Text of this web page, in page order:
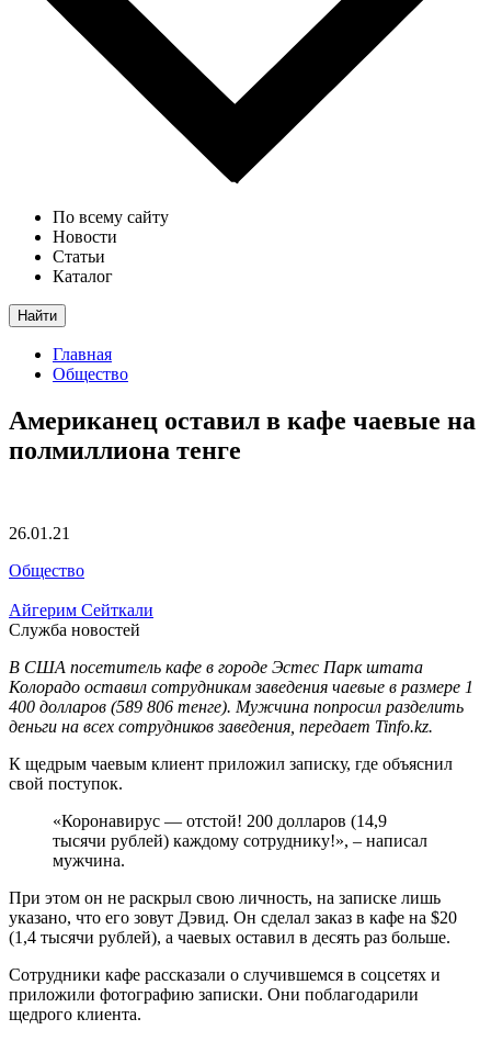
По всему сайту
Новости
Статьи
Каталог
Найти
Главная
Общество
Американец оставил в кафе чаевые на
полмиллиона тенге
26.01.21
Общество
Айгерим Сейткали
Служба новостей
В США посетитель кафе в городе Эстес Парк штата
Колорадо оставил сотрудникам заведения чаевые в размере 1
400 долларов (589 806 тенге). Мужчина попросил разделить
деньги на всех сотрудников заведения, передает Tinfo.kz.
К щедрым чаевым клиент приложил записку, где объяснил
свой поступок.
«Коронавирус — отстой! 200 долларов (14,9
тысячи рублей) каждому сотруднику!», – написал
мужчина.
При этом он не раскрыл свою личность, на записке лишь
указано, что его зовут Дэвид. Он сделал заказ в кафе на $20
(1,4 тысячи рублей), а чаевых оставил в десять раз больше.
Сотрудники кафе рассказали о случившемся в соцсетях и
приложили фотографию записки. Они поблагодарили
щедрого клиента.